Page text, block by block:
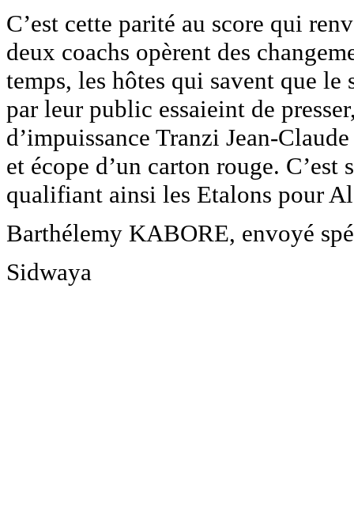
C’est cette parité au score qui
deux coachs opèrent des
temps, les hôtes qui savent que le
par leur public essaieint de
d’impuissance Tranzi Jean-
et écope d’un carton rouge.
qualifiant ainsi les Etalons pour
Barthélemy KABORE, envoyé
Sidwaya